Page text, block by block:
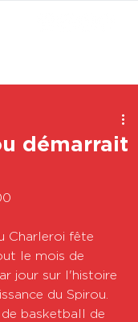
démarrait
Charleroi fête
le mois de
jour sur l'histoire
du Spirou.
de basketball de